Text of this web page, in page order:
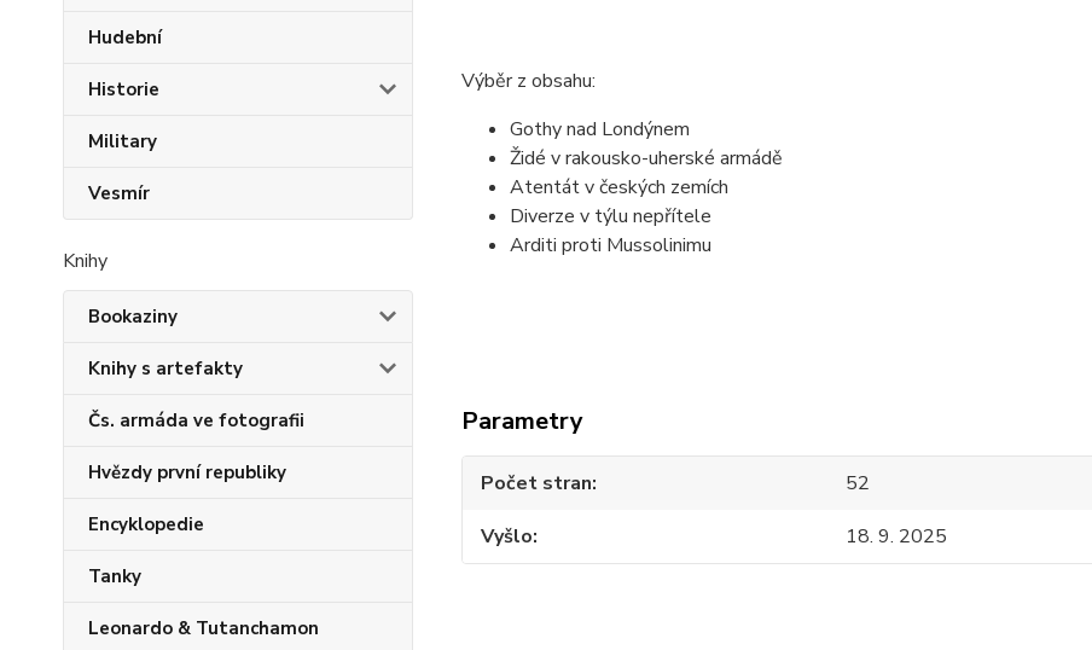
Hudební
Historie
Military
Vesmír
Knihy
Bookaziny
Knihy s artefakty
Čs. armáda ve fotografii
Hvězdy první republiky
Encyklopedie
Tanky
Leonardo & Tutanchamon
Výběr z obsahu:
Gothy nad Londýnem
Židé v rakousko-uherské armádě
Atentát v českých zemích
Diverze v týlu nepřítele
Arditi proti Mussolinimu
Parametry
Počet stran
52
Vyšlo
18. 9. 2025